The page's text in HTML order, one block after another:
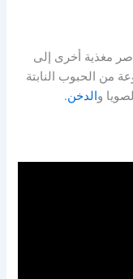
مغذية أخرى إلى
من الحبوب النابتة
والدخن.